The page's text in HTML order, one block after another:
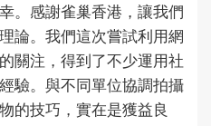
。感謝雀巢香港，讓我們
論。我們這次嘗試利用網
關注，得到了不少運用社
驗。與不同單位協調拍攝
的技巧，實在是獲益良